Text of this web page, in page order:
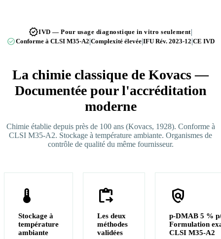
verifiedIVD — Pour usage diagnostique in vitro seulement|
check_circleConforme à CLSI M35-A2|Complexité élevée|IFU Rév. 2023-12|CE IVD
La chimie classique de Kovacs —
Documentée pour l'accréditation
moderne
Chimie établie depuis près de 100 ans (Kovacs, 1928). Conforme à
CLSI M35-A2. Stockage à température ambiante. Organismes de
contrôle de qualité du même fournisseur.
device_thermostat
Stockage à
température
ambiante
content_paste_go
Les deux
méthodes
validées
policy
p-DMAB 5 %
Formulation
CLSI M35-A2